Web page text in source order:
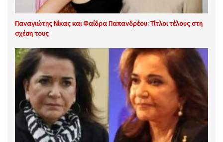
Παναγιώτης Νίκας και Φαίδρα Παπανδρέου: Τίτλοι τέλους στη
σχέση τους